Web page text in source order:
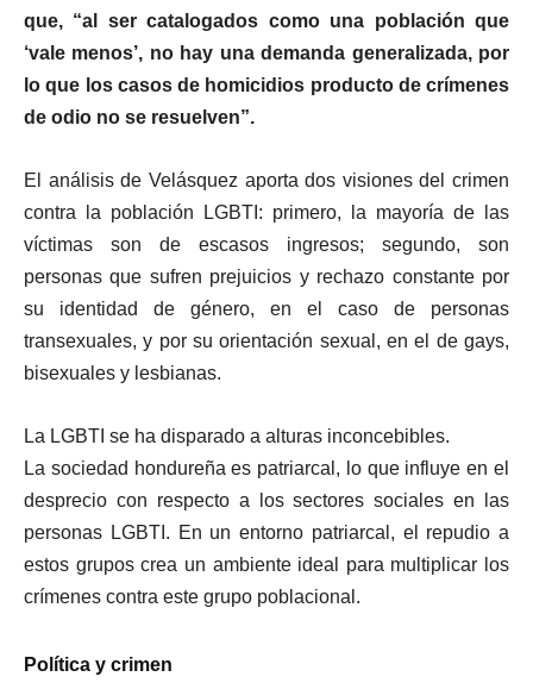
que, “al ser catalogados como una población que
‘vale menos’, no hay una demanda generalizada, por
lo que los casos de homicidios producto de crímenes
de odio no se resuelven”.
El análisis de Velásquez aporta dos visiones del crimen
contra la población LGBTI: primero, la mayoría de las
víctimas son de escasos ingresos; segundo, son
personas que sufren prejuicios y rechazo constante por
su identidad de género, en el caso de personas
transexuales, y por su orientación sexual, en el de gays,
bisexuales y lesbianas.
La LGBTI se ha disparado a alturas inconcebibles.
La sociedad hondureña es patriarcal, lo que influye en el
desprecio con respecto a los sectores sociales en las
personas LGBTI. En un entorno patriarcal, el repudio a
estos grupos crea un ambiente ideal para multiplicar los
crímenes contra este grupo poblacional.
Política y crimen